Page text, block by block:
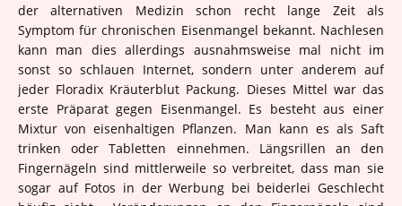
der alternativen Medizin schon recht lange Zeit als
Symptom für chronischen Eisenmangel bekannt. Nachlesen
kann man dies allerdings ausnahmsweise mal nicht im
sonst so schlauen Internet, sondern unter anderem auf
jeder Floradix Kräuterblut Packung. Dieses Mittel war das
erste Präparat gegen Eisenmangel. Es besteht aus einer
Mixtur von eisenhaltigen Pflanzen. Man kann es als Saft
trinken oder Tabletten einnehmen. Längsrillen an den
Fingernägeln sind mittlerweile so verbreitet, dass man sie
sogar auf Fotos in der Werbung bei beiderlei Geschlecht